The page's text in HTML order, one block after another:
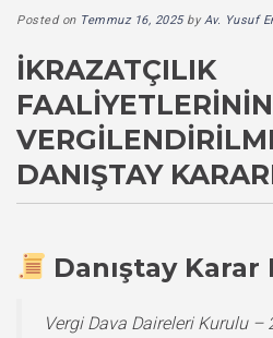
Posted on Temmuz 16, 2025byAv. Yusuf
İKRAZATÇILIK
FAALIYETLERININ
DANIŞTAY
Danıştay Karar
Vergi Dava Daireleri Kurulu